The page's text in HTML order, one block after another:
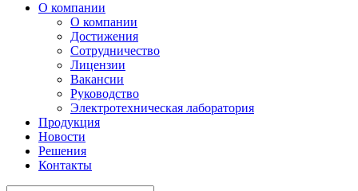
О компании
О компании
Достижения
Сотрудничество
Лицензии
Вакансии
Руководство
Электротехническая лаборатория
Продукция
Новости
Решения
Контакты